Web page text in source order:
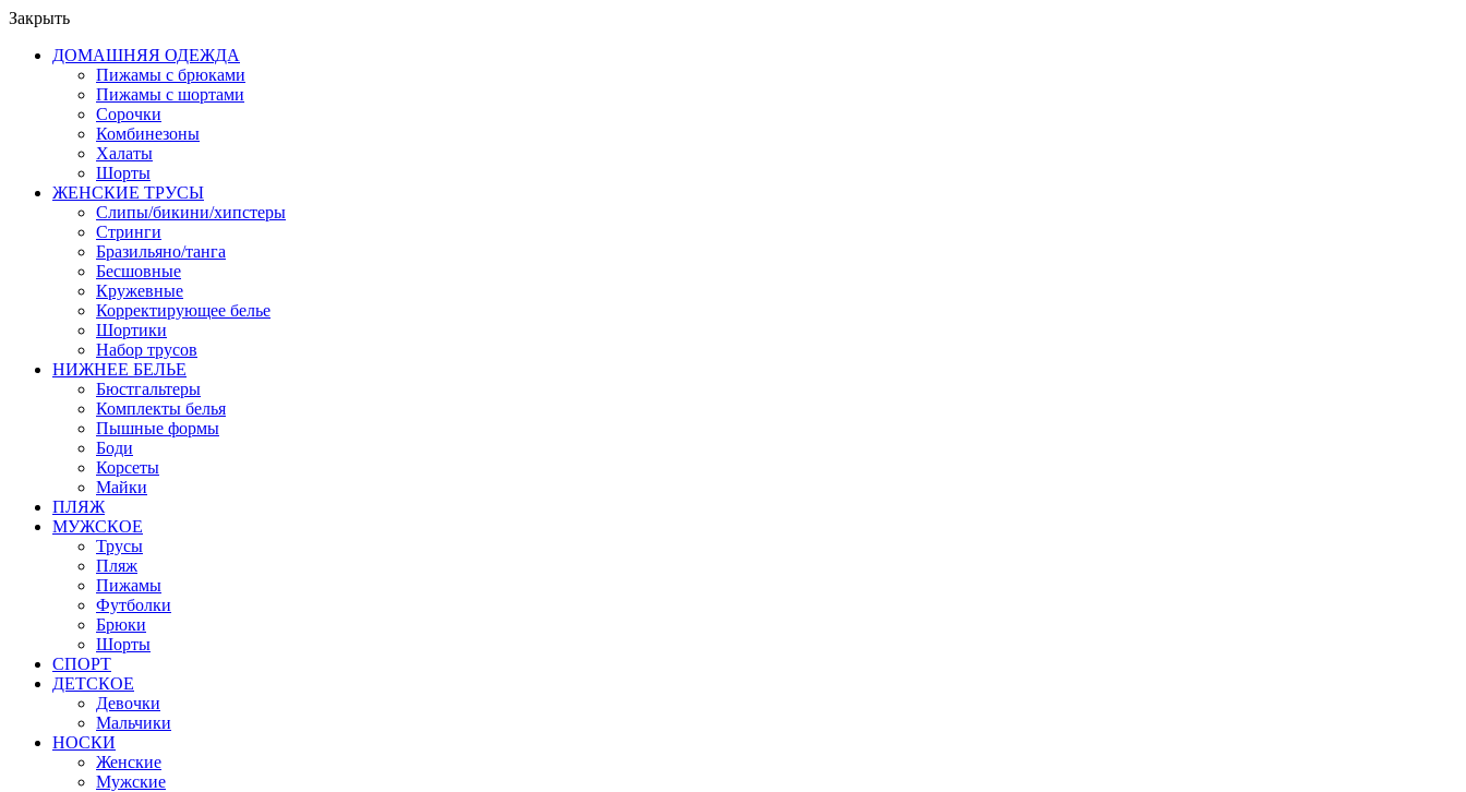
Закрыть
ДОМАШНЯЯ ОДЕЖДА
Пижамы с брюками
Пижамы с шортами
Сорочки
Комбинезоны
Халаты
Шорты
ЖЕНСКИЕ ТРУСЫ
Слипы/бикини/хипстеры
Стринги
Бразильяно/танга
Бесшовные
Кружевные
Корректирующее белье
Шортики
Набор трусов
НИЖНЕЕ БЕЛЬЕ
Бюстгальтеры
Комплекты белья
Пышные формы
Боди
Корсеты
Майки
ПЛЯЖ
МУЖСКОЕ
Трусы
Пляж
Пижамы
Футболки
Брюки
Шорты
СПОРТ
ДЕТСКОЕ
Девочки
Мальчики
НОСКИ
Женские
Мужские